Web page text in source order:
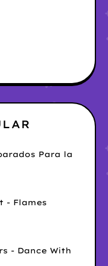
Para la
- Flames
- Dance With